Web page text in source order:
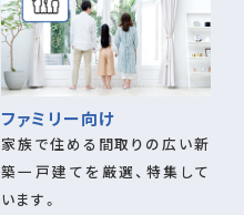
ファミリー向け
家族で住める間取りの広い新
築一戸建てを厳選、特集して
います。